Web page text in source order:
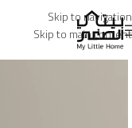
Skip to navigation
Skip to main content